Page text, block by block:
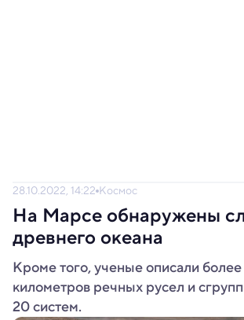
28.10.2022, 14:22 Космос
На Марсе обнаружены
древнего океана
Кроме того, ученые описали
километров речных русел и
20 систем.